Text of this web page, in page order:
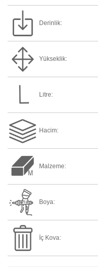
Derinlik:
Yükseklik:
Litre:
Hacim:
Malzeme:
Boya:
İç Kova: